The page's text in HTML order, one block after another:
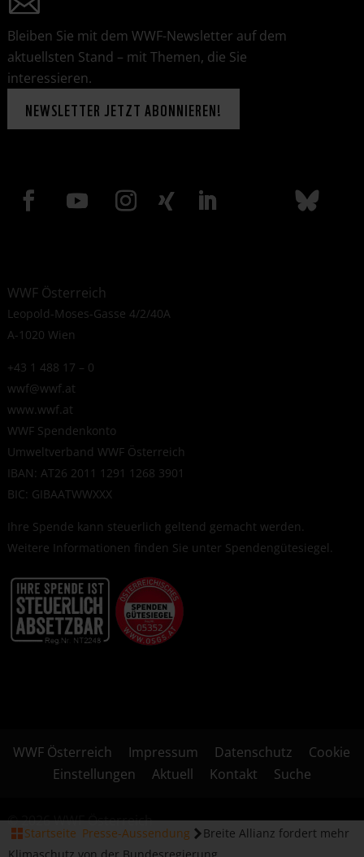
Bleiben Sie mit dem WWF-Newsletter auf dem
aktuellsten Stand – mit Themen, die Sie
interessieren.
NEWSLETTER JETZT ABONNIEREN!
WWF Österreich
Leopold-Moses-Gasse 4/2/40A
A-1020 Wien
+43 1 488 17 – 0
wwf@wwf.at
www.wwf.at
WWF Spendenkonto
Umweltverband WWF Österreich
IBAN: AT26 2011 1291 1268 3901
BIC: GIBAATWWXXX
Ihre Spende kann steuerlich geltend gemacht werden.
Weitere Informationen finden Sie unter Spendengütesiegel.
WWF Österreich Impressum Datenschutz
Cookie
Einstellungen
Aktuell Kontakt Suche
© 2026 WWF Österreich
Startseite Presse-Aussendung
Breite Allianz fordert mehr